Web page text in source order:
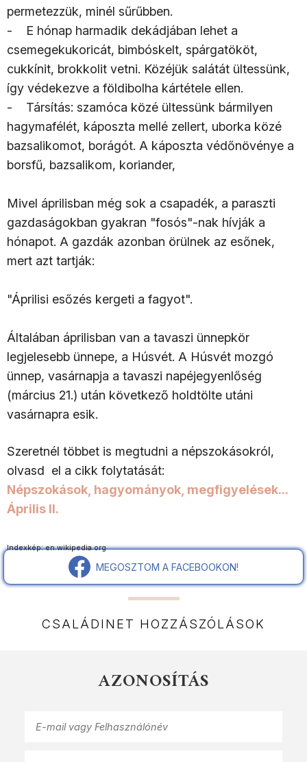
permetezzük, minél sűrűbben.
- E hónap harmadik dekádjában lehet a
csemegekukoricát, bimbóskelt, spárgatököt,
cukkínit, brokkolit vetni. Közéjük salátát ültessünk,
így védekezve a földibolha kártétele ellen.
- Társítás: szamóca közé ültessünk bármilyen
hagymafélét, káposzta mellé zellert, uborka közé
bazsalikomot, borágót. A káposzta védőnövénye a
borsfű, bazsalikom, koriander,
Mivel áprilisban még sok a csapadék, a paraszti
gazdaságokban gyakran "fosós"-nak hívják a
hónapot. A gazdák azonban örülnek az esőnek,
mert azt tartják:
"Áprilisi esőzés kergeti a fagyot".
Általában áprilisban van a tavaszi ünnepkör
legjelesebb ünnepe, a Húsvét. A Húsvét mozgó
ünnep, vasárnapja a tavaszi napéjegyenlőség
(március 21.) után következő holdtölte utáni
vasárnapra esik.
Szeretnél többet is megtudni a népszokásokról,
olvasd el a cikk folytatását:
Népszokások, hagyományok, megfigyelések...
Április II.
Indexkép: en.wikipedia.org
MEGOSZTOM A FACEBOOKON!
CSALÁDINET HOZZÁSZÓLÁSOK
AZONOSÍTÁS